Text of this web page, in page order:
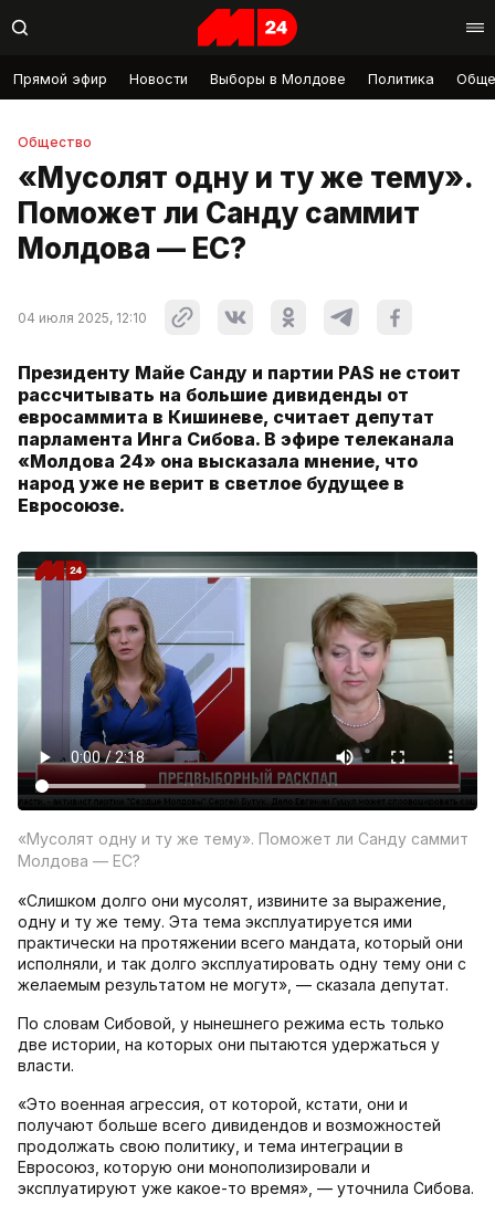
Прямой эфир Новости Выборы в Молдове Политика
Общество
«Мусолят одну и ту же тему».
Поможет ли Санду саммит
Молдова — ЕС?
04 июля 2025, 12:10
Президенту Майе Санду и партии PAS не стоит
рассчитывать на большие дивиденды от
евросаммита в Кишиневе, считает депутат
парламента Инга Сибова. В эфире телеканала
«Молдова 24» она высказала мнение, что
народ уже не верит в светлое будущее в
Евросоюзе.
«Мусолят одну и ту же тему». Поможет ли Санду саммит
Молдова — ЕС?
«Слишком долго они мусолят, извините за выражение,
одну и ту же тему. Эта тема эксплуатируется ими
практически на протяжении всего мандата, который они
исполняли, и так долго эксплуатировать одну тему они с
желаемым результатом не могут», — сказала депутат.
По словам Сибовой, у нынешнего режима есть только
две истории, на которых они пытаются удержаться у
власти.
«Это военная агрессия, от которой, кстати, они и
получают больше всего дивидендов и возможностей
продолжать свою политику, и тема интеграции в
Евросоюз, которую они монополизировали и
эксплуатируют уже какое-то время», — уточнила Сибова.